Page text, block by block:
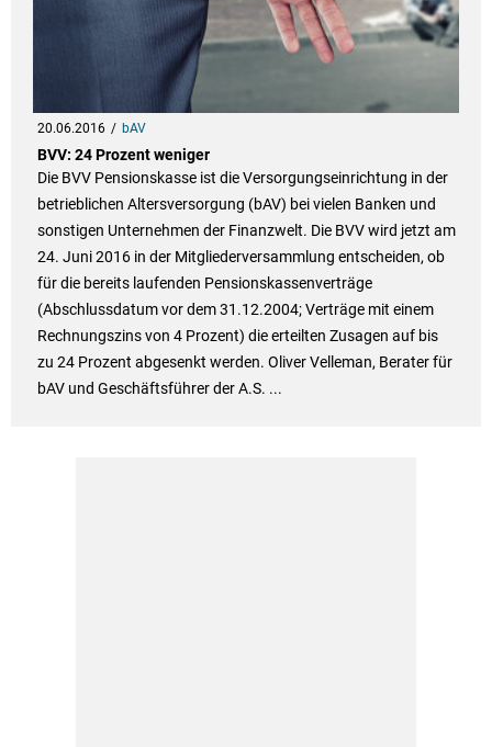
20.06.2016 bAV
BVV: 24 Prozent weniger
Die BVV Pensionskasse ist die Versorgungseinrichtung in der
betrieblichen Altersversorgung (bAV) bei vielen Banken und
sonstigen Unternehmen der Finanzwelt. Die BVV wird jetzt am
24. Juni 2016 in der Mitgliederversammlung entscheiden, ob
für die bereits laufenden Pensionskassenverträge
(Abschlussdatum vor dem 31.12.2004; Verträge mit einem
Rechnungszins von 4 Prozent) die erteilten Zusagen auf bis
zu 24 Prozent abgesenkt werden. Oliver Velleman, Berater für
bAV und Geschäftsführer der A.S. ...